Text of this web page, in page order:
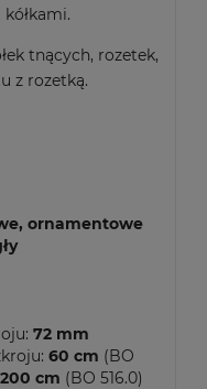
tnących, rozetek,
z rozetką.
ornamentowe
72 mm
60 cm (BO
cm (BO 516.0)